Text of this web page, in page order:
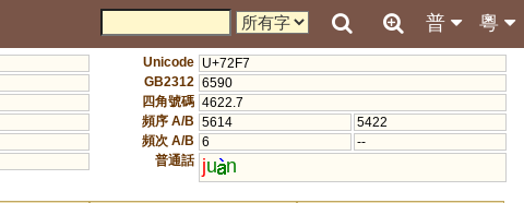
粵
普
Unicode U+72F7
GB2312 6590
四角號碼 4622.7
頻序 A/B 5614
5422
頻次 A/B 6
--
普通話 ju n